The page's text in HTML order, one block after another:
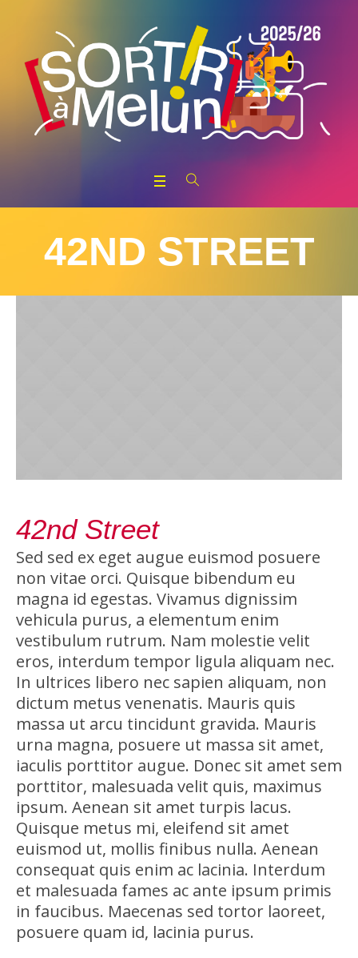
42ND STREET
42nd Street
Sed sed ex eget augue euismod posuere
non vitae orci. Quisque bibendum eu
magna id egestas. Vivamus dignissim
vehicula purus, a elementum enim
vestibulum rutrum. Nam molestie velit
eros, interdum tempor ligula aliquam nec.
In ultrices libero nec sapien aliquam, non
dictum metus venenatis. Mauris quis
massa ut arcu tincidunt gravida. Mauris
urna magna, posuere ut massa sit amet,
iaculis porttitor augue. Donec sit amet sem
porttitor, malesuada velit quis, maximus
ipsum. Aenean sit amet turpis lacus.
Quisque metus mi, eleifend sit amet
euismod ut, mollis finibus nulla. Aenean
consequat quis enim ac lacinia. Interdum
et malesuada fames ac ante ipsum primis
in faucibus. Maecenas sed tortor laoreet,
posuere quam id, lacinia purus.